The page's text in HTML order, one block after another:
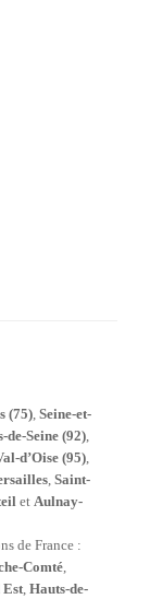
(75) Seine-et-
de-Seine (92)
d’Oise (95),
Saint-
et Aulnay-
de France :
Comté
, Hauts-de-